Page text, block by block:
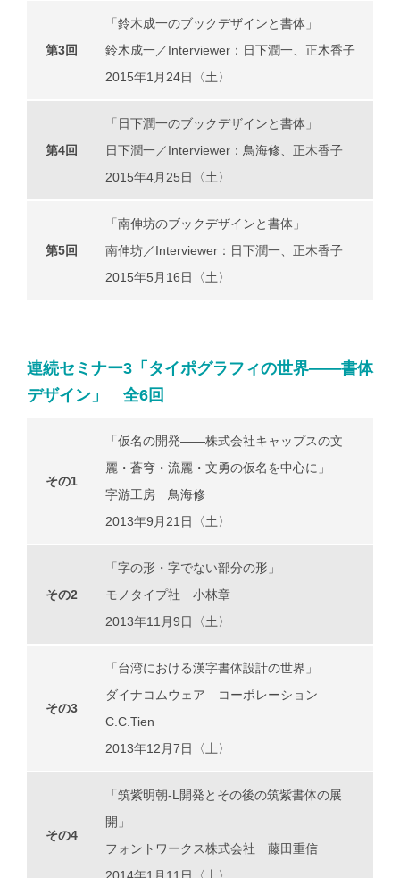
第3回
「鈴木成一のブックデザインと書体」
鈴木成一／Interviewer：日下潤一、正木香子
2015年1月24日〈土〉
第4回
「日下潤一のブックデザインと書体」
日下潤一／Interviewer：鳥海修、正木香子
2015年4月25日〈土〉
第5回
「南伸坊のブックデザインと書体」
南伸坊／Interviewer：日下潤一、正木香子
2015年5月16日〈土〉
連続セミナー3「タイポグラフィの世界――書体
デザイン」 全6回
その1
「仮名の開発――株式会社キャップスの文
麗・蒼穹・流麗・文勇の仮名を中心に」
字游工房 鳥海修
2013年9月21日〈土〉
その2
「字の形・字でない部分の形」
モノタイプ社 小林章
2013年11月9日〈土〉
その3
「台湾における漢字書体設計の世界」
ダイナコムウェア コーポレーション
C.C.Tien
2013年12月7日〈土〉
その4
「筑紫明朝-L開発とその後の筑紫書体の展
開」
フォントワークス株式会社 藤田重信
2014年1月11日〈土〉